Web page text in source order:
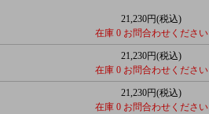
21,230円(税込)
在庫 0 お問合わせください
21,230円(税込)
在庫 0 お問合わせください
21,230円(税込)
在庫 0 お問合わせください